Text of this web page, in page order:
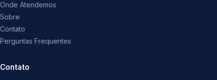
Onde Atendemos
Sobre
Contato
Perguntas Frequentes
Contato